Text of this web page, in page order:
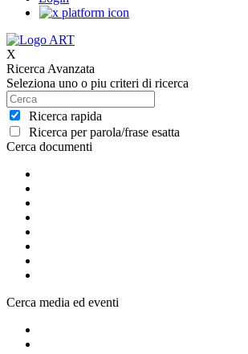
X
Ricerca Avanzata
Seleziona uno o piu criteri di ricerca
Ricerca rapida
Ricerca per parola/frase esatta
Cerca documenti
Cerca media ed eventi